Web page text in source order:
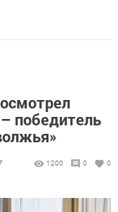
победитель
1200 0 0